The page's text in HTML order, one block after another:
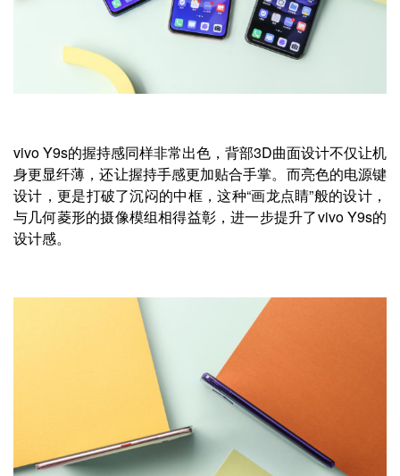
vivo Y9s的握持感同样非常出色，背部3D曲面设计不仅让机
身更显纤薄，还让握持手感更加贴合手掌。而亮色的电源键
设计，更是打破了沉闷的中框，这种“画龙点睛”般的设计，
与几何菱形的摄像模组相得益彰，进一步提升了vivo Y9s的
设计感。